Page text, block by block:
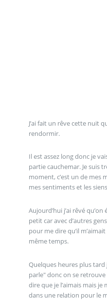
J’ai fait un rêve cette nuit
rendormir.
Il est assez long donc je
partie cauchemar. Je suis
moment, c’est un de mes
mes sentiments et les
Aujourd’hui j’ai rêvé
petit car avec d’autres
pour me dire qu’il
même temps.
Quelques heures plus tard
parle" donc on se
dire que je l’aimais mais
dans une relation pour le